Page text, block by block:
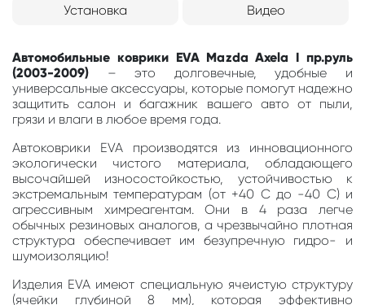
Установка Видео
Автомобильные коврики EVA Mazda Axela I пр.руль
(2003-2009) – это долговечные, удобные и
универсальные аксессуары, которые помогут надежно
защитить салон и багажник вашего авто от пыли,
грязи и влаги в любое время года.
Автоковрики EVA производятся из инновационного
экологически чистого материала, обладающего
высочайшей износостойкостью, устойчивостью к
экстремальным температурам (от +40 С до -40 С) и
агрессивным химреагентам. Они в 4 раза легче
обычных резиновых аналогов, а чрезвычайно плотная
структура обеспечивает им безупречную гидро- и
шумоизоляцию!
Изделия EVA имеют специальную ячеистую структуру
(ячейки глубиной 8 мм), которая эффективно